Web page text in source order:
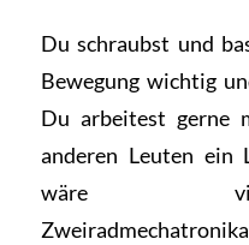
Du schraubst und
Bewegung wichtig
Du arbeitest gerne
anderen Leuten ein
wäre